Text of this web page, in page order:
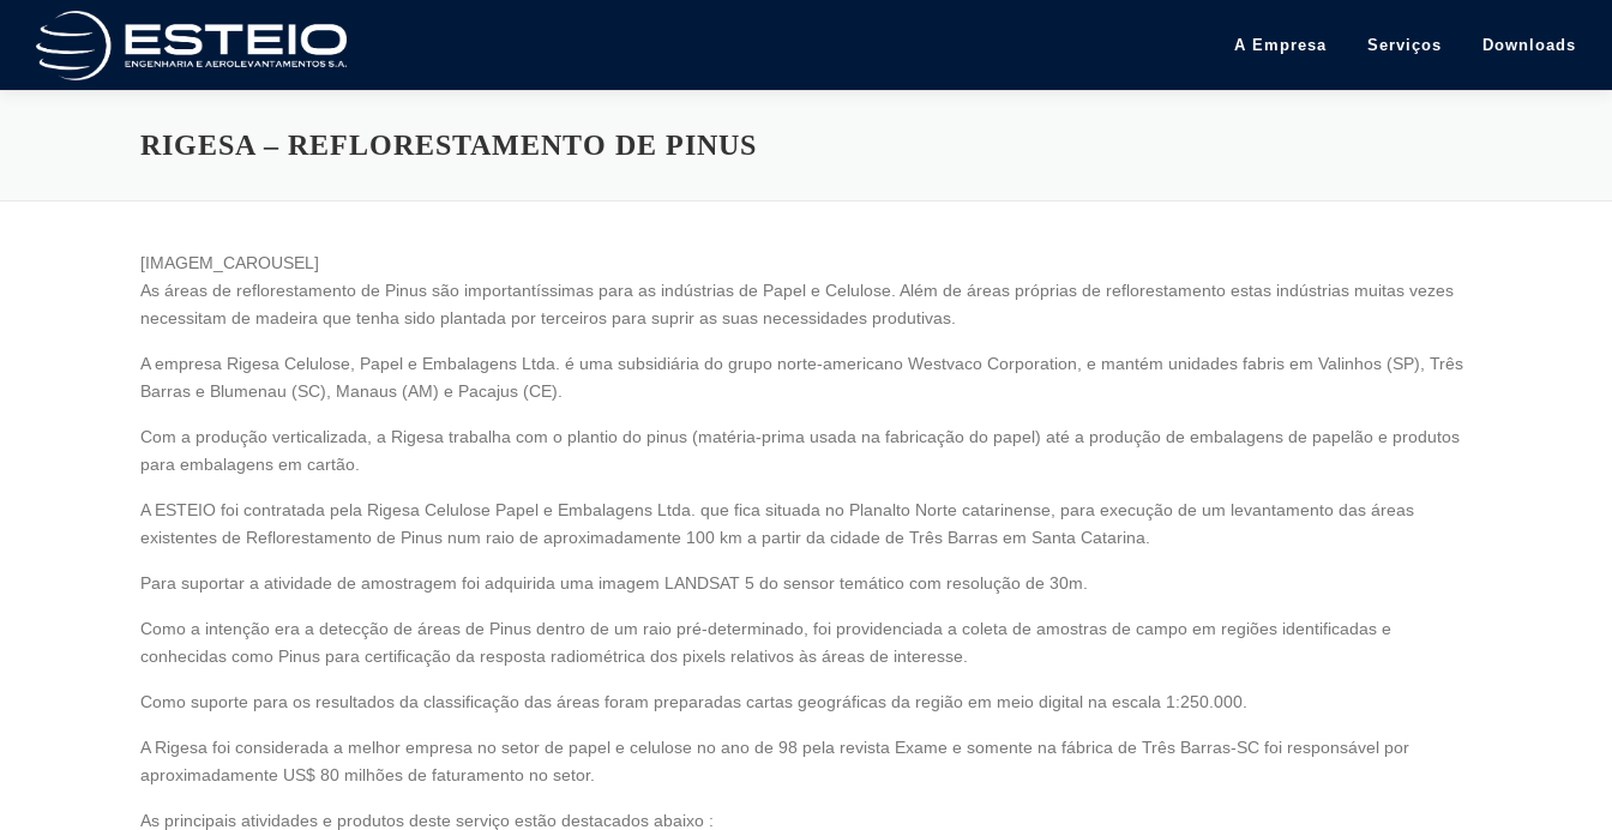
contenido
A Empresa Serviços Downloads
RIGESA – REFLORESTAMENTO DE PINUS
[IMAGEM_CAROUSEL]
As áreas de reflorestamento de Pinus são importantíssimas para as indústrias de Papel e Celulose. Além de áreas próprias de reflorestamento estas indústrias muitas vezes
necessitam de madeira que tenha sido plantada por terceiros para suprir as suas necessidades produtivas.
A empresa Rigesa Celulose, Papel e Embalagens Ltda. é uma subsidiária do grupo norte-americano Westvaco Corporation, e mantém unidades fabris em Valinhos (SP), Três
Barras e Blumenau (SC), Manaus (AM) e Pacajus (CE).
Com a produção verticalizada, a Rigesa trabalha com o plantio do pinus (matéria-prima usada na fabricação do papel) até a produção de embalagens de papelão e produtos
para embalagens em cartão.
A ESTEIO foi contratada pela Rigesa Celulose Papel e Embalagens Ltda. que fica situada no Planalto Norte catarinense, para execução de um levantamento das áreas
existentes de Reflorestamento de Pinus num raio de aproximadamente 100 km a partir da cidade de Três Barras em Santa Catarina.
Para suportar a atividade de amostragem foi adquirida uma imagem LANDSAT 5 do sensor temático com resolução de 30m.
Como a intenção era a detecção de áreas de Pinus dentro de um raio pré-determinado, foi providenciada a coleta de amostras de campo em regiões identificadas e
conhecidas como Pinus para certificação da resposta radiométrica dos pixels relativos às áreas de interesse.
Como suporte para os resultados da classificação das áreas foram preparadas cartas geográficas da região em meio digital na escala 1:250.000.
A Rigesa foi considerada a melhor empresa no setor de papel e celulose no ano de 98 pela revista Exame e somente na fábrica de Três Barras-SC foi responsável por
aproximadamente US$ 80 milhões de faturamento no setor.
As principais atividades e produtos deste serviço estão destacados abaixo :